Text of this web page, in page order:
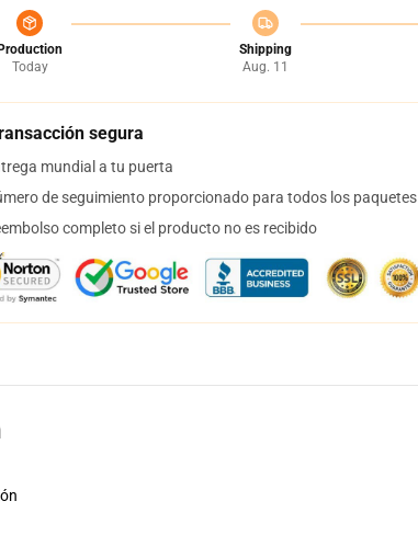
Production
Today
Shipping
Aug. 11
segura
mundial a tu puerta
de seguimiento proporcionado para todos los paquetes
completo si el producto no es recibido